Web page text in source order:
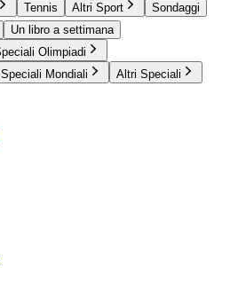
Tennis Altri Sport
Sondaggi
Un libro a settimana
Olimpiadi
Speciali Mondiali Altri Speciali